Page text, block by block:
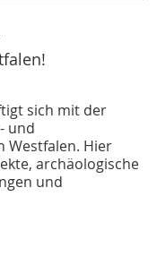
sich mit der
und
Westfalen. Hier
archäologische
und